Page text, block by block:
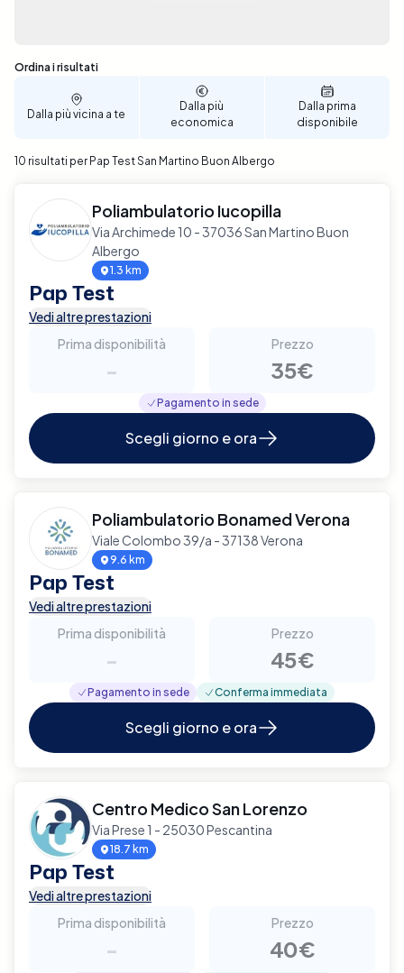
Sono stati trovati 10 risultati
Ordina i risultati
Dalla più vicina a te
Dalla più
economica
Dalla prima
disponibile
10 risultati per Pap Test San Martino Buon Albergo
Poliambulatorio Iucopilla
Via Archimede 10 - 37036 San Martino Buon
Albergo
1.3 km
Pap Test
Vedi altre prestazioni
Prima disponibilità
-
Prezzo
35€
Pagamento in sede
Scegli giorno e ora
Poliambulatorio Bonamed Verona
Viale Colombo 39/a - 37138 Verona
9.6 km
Pap Test
Vedi altre prestazioni
Prima disponibilità
-
Prezzo
45€
Pagamento in sede Conferma immediata
Scegli giorno e ora
Centro Medico San Lorenzo
Via Prese 1 - 25030 Pescantina
18.7 km
Pap Test
Vedi altre prestazioni
Prima disponibilità
-
Prezzo
40€